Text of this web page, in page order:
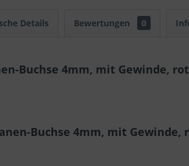
Details Bewertungen 0
Buchse 4mm, mit Gewinde,
Buchse 4mm, mit Gewinde,